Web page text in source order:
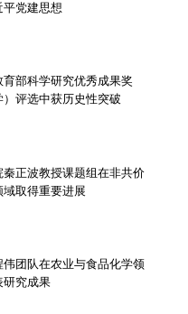
党建思想
部科学研究优秀成果奖
）评选中获历史性突破
正波教授课题组在非共价
取得重要进展
团队在农业与食品化学领
研究成果